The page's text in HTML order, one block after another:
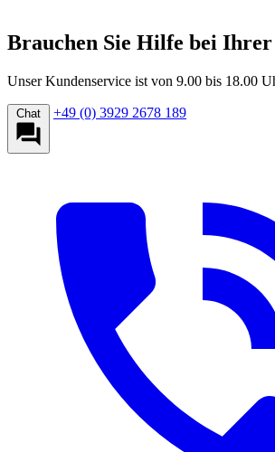
Brauchen Sie Hilfe bei
Unser Kundenservice ist von 9.00 bis 18.00
Chat +49 (0) 3929 2678 189